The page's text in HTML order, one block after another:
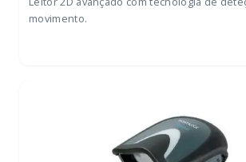
movimento.